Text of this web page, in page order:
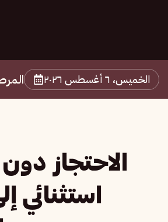
الخميس، ٦ أغسطس ٢٠٢٦
الاحتجاز
استثنائي